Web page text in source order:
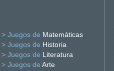
> Juegos de Matemáticas
> Juegos de Historia
> Juegos de Literatura
> Juegos de Arte